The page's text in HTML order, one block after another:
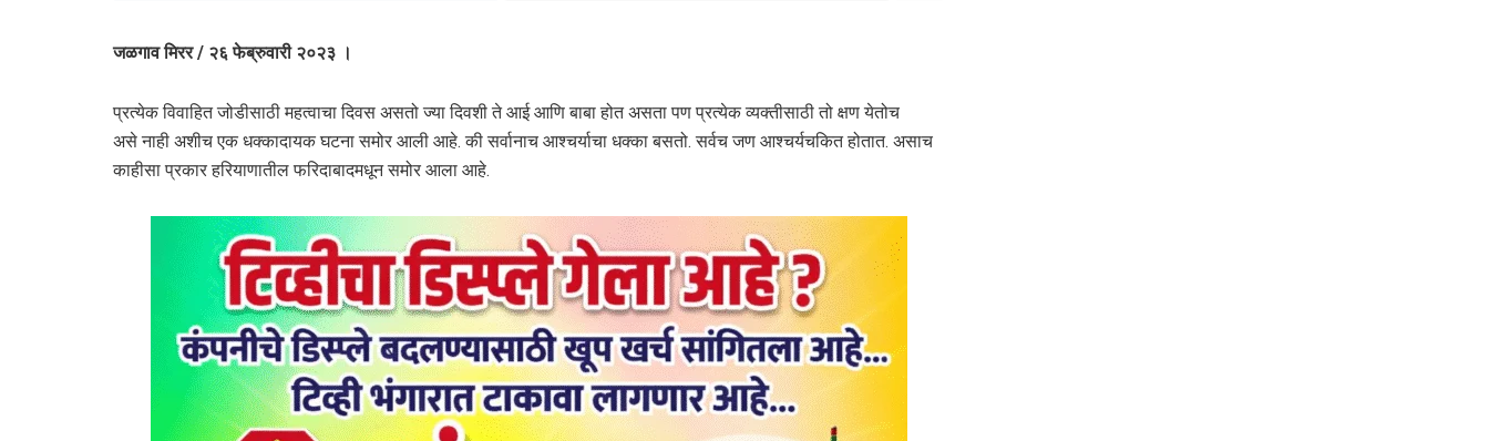
जळगाव मिरर / २६ फेब्रुवारी २०२३ ।
प्रत्येक विवाहित जोडीसाठी महत्वाचा दिवस असतो ज्या दिवशी ते आई आणि बाबा होत असता पण प्रत्येक व्यक्तीसाठी तो क्षण येतोच
असे नाही अशीच एक धक्कादायक घटना समोर आली आहे. की सर्वानाच आश्चर्याचा धक्का बसतो. सर्वच जण आश्चर्यचकित होतात. असाच
काहीसा प्रकार हरियाणातील फरिदाबादमधून समोर आला आहे.